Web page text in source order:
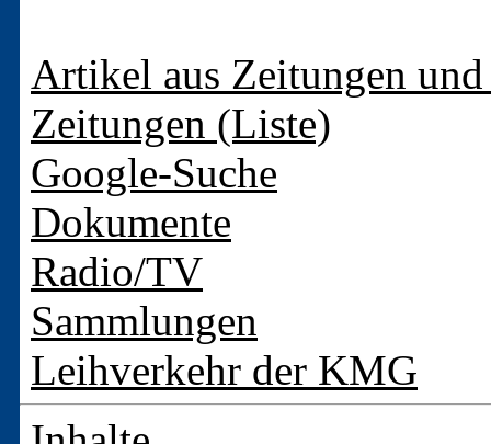
Artikel aus Zeitungen
Zeitungen (Liste)
Google-Suche
Dokumente
Radio/TV
Sammlungen
Leihverkehr der KMG